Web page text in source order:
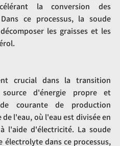
la conversion des
ce processus, la soude
les graisses et les
crucial dans la transition
d'énergie propre et
courante de production
l'eau, où l'eau est divisée en
l'aide d'électricité. La soude
électrolyte dans ce processus,